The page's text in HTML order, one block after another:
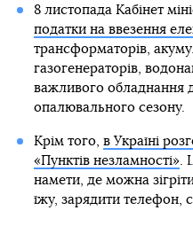
8 листопада Кабінет
податки на ввезення
трансформаторів,
газогенераторів,
важливого обладнання
опалювального сезону.
Крім того, в Україні
«Пунктів незламності».
намети, де можна
їжу, зарядити телефон,